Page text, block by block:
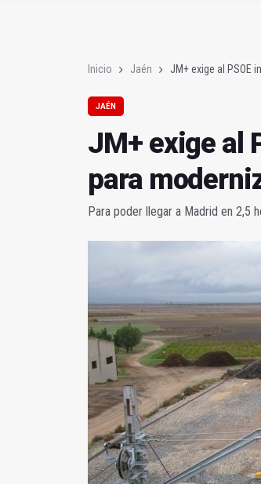
Inicio Jaén JM+ exige al PSOE
JAÉN
JM+ exige al
para
Para poder llegar a Madrid en 2,5